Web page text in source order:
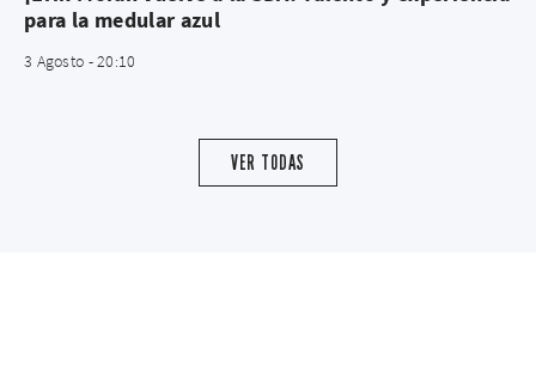
para la medular azul
3 Agosto - 20:10
VER TODAS